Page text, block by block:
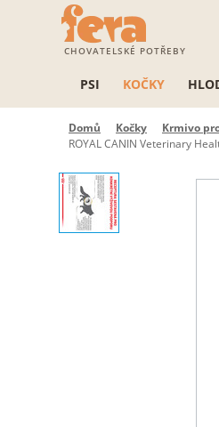
CHOVATELSKÉ POTŘEBY
PSI KOČKY
Domů Kočky Krmivo
ROYAL CANIN Veterinary